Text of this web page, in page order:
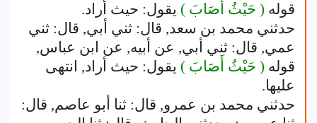
قوله ( حَيْثُ أَصَابَ ) يقول: حيث أراد.
حدثني محمد بن سعد, قال: ثني أبي, قال: ثني
عمي, قال: ثني أبي, عن أبيه, عن ابن عباس,
قوله ( حَيْثُ أَصَابَ ) يقول: حيث أراد, انتهى
عليها.
حدثني محمد بن عمرو, قال: ثنا أبو عاصم, قال: